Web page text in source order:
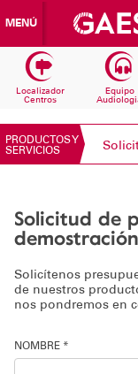
MENÚ
Localizador
Centros
Equipo
PRODUCTOS Y
SERVICIOS
Equipos Audiología
Equipos Consulta
Consumibles
Solicitud de
demostración
Solicítenos
de nuestros
nos pondremos en
NOMBRE *